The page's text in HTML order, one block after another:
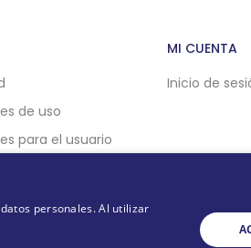
de uso
para el usuario
MI CUENTA
Inicio de
personales. Al utilizar